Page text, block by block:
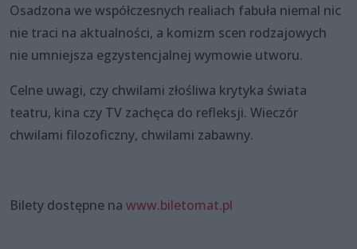
Osadzona we współczesnych realiach fabuła niemal nic
nie traci na aktualności, a komizm scen rodzajowych
nie umniejsza egzystencjalnej wymowie utworu.
Celne uwagi, czy chwilami złośliwa krytyka świata
teatru, kina czy TV zachęca do refleksji. Wieczór
chwilami filozoficzny, chwilami zabawny.
Bilety dostępne na www.biletomat.pl